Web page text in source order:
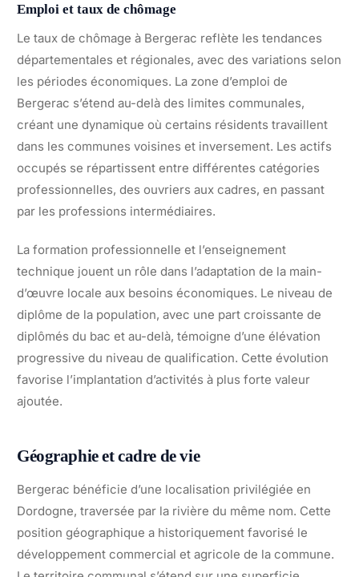
Emploi et taux de chômage
Le taux de chômage à Bergerac reflète les tendances
départementales et régionales, avec des variations selon
les périodes économiques. La zone d’emploi de
Bergerac s’étend au-delà des limites communales,
créant une dynamique où certains résidents travaillent
dans les communes voisines et inversement. Les actifs
occupés se répartissent entre différentes catégories
professionnelles, des ouvriers aux cadres, en passant
par les professions intermédiaires.
La formation professionnelle et l’enseignement
technique jouent un rôle dans l’adaptation de la main-
d’œuvre locale aux besoins économiques. Le niveau de
diplôme de la population, avec une part croissante de
diplômés du bac et au-delà, témoigne d’une élévation
progressive du niveau de qualification. Cette évolution
favorise l’implantation d’activités à plus forte valeur
ajoutée.
Géographie et cadre de vie
Bergerac bénéficie d’une localisation privilégiée en
Dordogne, traversée par la rivière du même nom. Cette
position géographique a historiquement favorisé le
développement commercial et agricole de la commune.